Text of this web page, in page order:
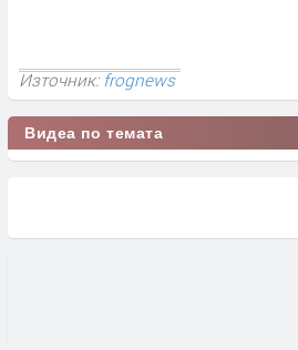
Източник:frognews
Видеа по темата